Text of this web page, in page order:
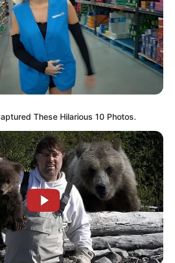
ΠΙΟ ΔΗΜΟΦΙΛΗ
These Hilarious 10 Photos.